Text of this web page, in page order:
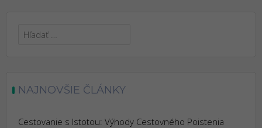
Hľadať:
NAJNOVŠIE ČLÁNKY
Cestovanie s Istotou: Výhody Cestovného Poistenia